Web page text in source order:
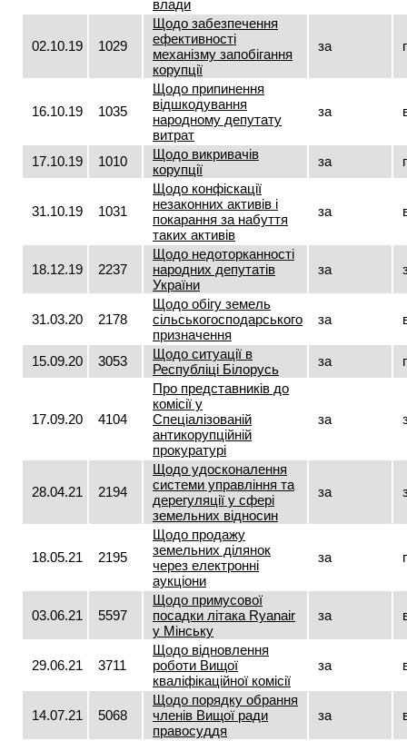
влади
02.10.19 1029
Щодо забезпечення
ефективності
механізму запобігання
корупції
за
16.10.19 1035
Щодо припинення
відшкодування
народному депутату
витрат
за
17.10.19 1010
Щодо викривачів
корупції
за
31.10.19 1031
Щодо конфіскації
незаконних активів і
покарання за набуття
таких активів
за
18.12.19 2237
Щодо недоторканності
народних депутатів
України
за
31.03.20 2178
Щодо обігу земель
сільськогосподарського
призначення
за
15.09.20 3053
Щодо ситуації в
Республіці Білорусь
за
17.09.20 4104
Про представників до
комісії у
Спеціалізованій
антикорупційній
прокуратурі
за
28.04.21 2194
Щодо удосконалення
системи управління та
дерегуляції у сфері
земельних відносин
за
18.05.21 2195
Щодо продажу
земельних ділянок
через електронні
аукціони
за
03.06.21 5597
Щодо примусової
посадки літака Ryаnair
у Мінську
за
29.06.21 3711
Щодо відновлення
роботи Вищої
кваліфікаційної комісії
за
14.07.21 5068
Щодо порядку обрання
членів Вищої ради
правосуддя
за